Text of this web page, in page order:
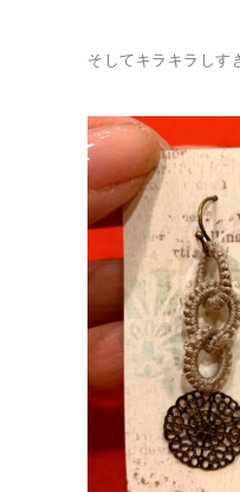
そしてキラキラしす